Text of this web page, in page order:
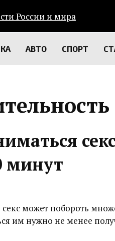
АВТО СПОРТ
минут
может побороть
им нужно не менее